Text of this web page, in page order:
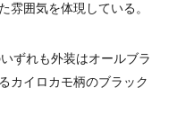
雰囲気を体現している。
ずれも外装はオールブラ
カイロカモ柄のブラック